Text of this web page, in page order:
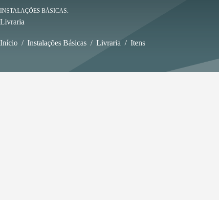
INSTALAÇÕES BÁSICAS
Livraria
Início / Instalações Básicas / Livraria / Itens